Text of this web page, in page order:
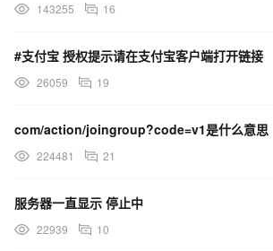
143255 16
#支付宝 授权提示请在支付宝客户端打开链接
26059 19
com/action/joingroup?code=v1是什么意思
224481 21
服务器一直显示 停止中
22939 10